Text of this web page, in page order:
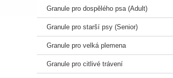
Granule pro dospělého psa (Adult)
Granule pro starší psy (Senior)
Granule pro velká plemena
Granule pro citlivé trávení